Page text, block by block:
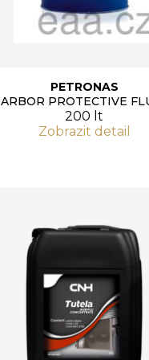
PETRONAS
ARBOR PROTECTIVE
200 lt
Zobrazit detail